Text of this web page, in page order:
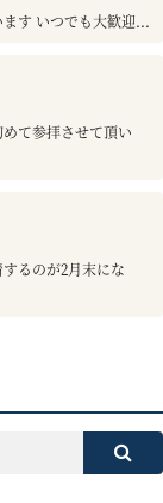
す いつでも大歓迎...
て参拝させて頂い
るのが2月末にな